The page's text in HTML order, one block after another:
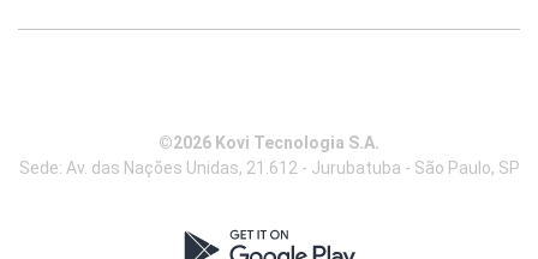
©2026 Kovi Tecnologia S.A.
Sede: Av. das Nações Unidas, 21.612 - Jurubatuba - São Paulo, SP